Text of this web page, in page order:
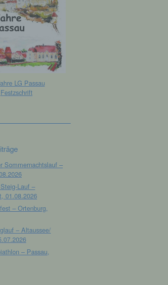
LG Passau
Festzschrift
Sommernachtslauf –
Lauf –
01.08.2026
– Ortenburg,
– Altaussee/
– Passau,